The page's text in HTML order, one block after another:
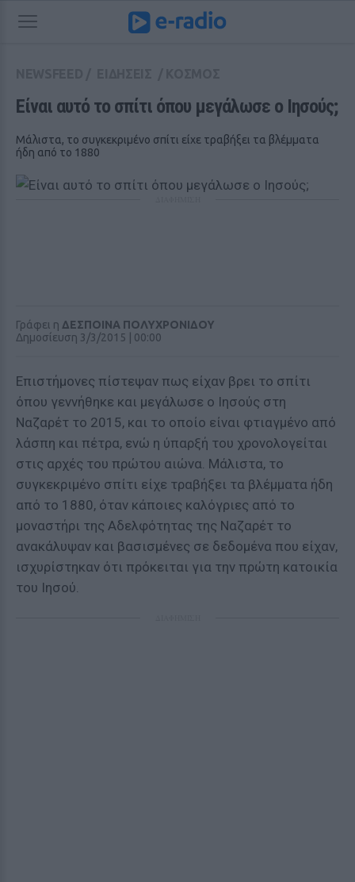
Είναι αυτό το σπίτι όπου μεγάλωσε ο Ιησούς;
Μάλιστα, το συγκεκριμένο σπίτι είχε τραβήξει τα βλέμματα
ήδη από το 1880
Γράφει η ΔΕΣΠΟΙΝΑ ΠΟΛΥΧΡΟΝΙΔΟΥ
Δημοσίευση 3/3/2015 | 00:00
Επιστήμονες πίστεψαν πως είχαν βρει το σπίτι
όπου γεννήθηκε και μεγάλωσε ο Ιησούς στη
Ναζαρέτ το 2015, και το οποίο είναι φτιαγμένο από
λάσπη και πέτρα, ενώ η ύπαρξή του χρονολογείται
στις αρχές του πρώτου αιώνα. Μάλιστα, το
συγκεκριμένο σπίτι είχε τραβήξει τα βλέμματα ήδη
από το 1880, όταν κάποιες καλόγριες από το
μοναστήρι της Αδελφότητας της Ναζαρέτ το
ανακάλυψαν και βασισμένες σε δεδομένα που είχαν,
ισχυρίστηκαν ότι πρόκειται για την πρώτη κατοικία
του Ιησού.